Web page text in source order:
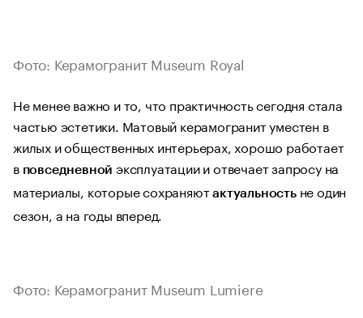
Фото: Керамогранит Museum Royal
Не менее важно и то, что практичность сегодня стала
частью эстетики. Матовый керамогранит уместен в
жилых и общественных интерьерах, хорошо работает
в повседневной эксплуатации и отвечает запросу на
материалы, которые сохраняютактуальностьне один
сезон, а на годы вперед.
Фото: Керамогранит Museum Lumiere